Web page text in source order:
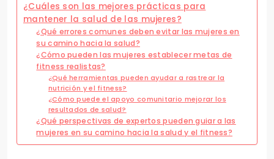
¿Cuáles son las mejores prácticas para
mantener la salud de las mujeres?
¿Qué errores comunes deben evitar las mujeres en
su camino hacia la salud?
¿Cómo pueden las mujeres establecer metas de
fitness realistas?
¿Qué herramientas pueden ayudar a rastrear la
nutrición y el fitness?
¿Cómo puede el apoyo comunitario mejorar los
resultados de salud?
¿Qué perspectivas de expertos pueden guiar a las
mujeres en su camino hacia la salud y el fitness?